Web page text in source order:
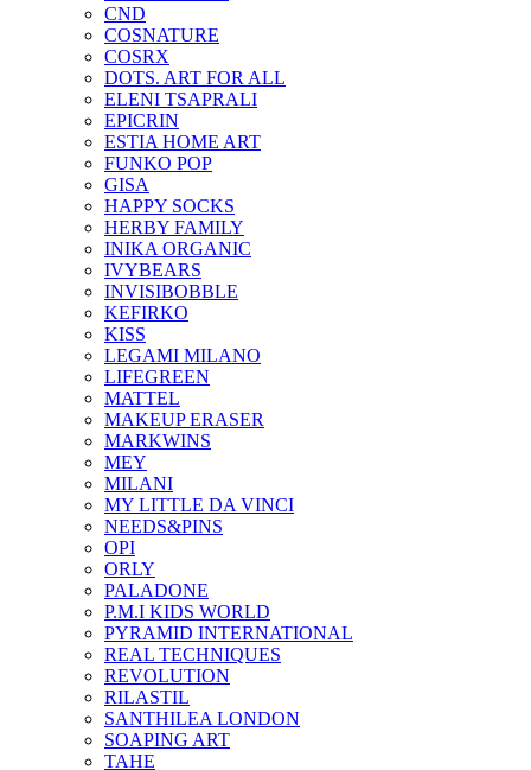
CND
COSNATURE
COSRX
DOTS. ART FOR ALL
ELENI TSAPRALI
EPICRIN
ESTIA HOME ART
FUNKO POP
GISA
HAPPY SOCKS
HERBY FAMILY
INIKA ORGANIC
IVYBEARS
INVISIBOBBLE
KEFIRKO
KISS
LEGAMI MILANO
LIFEGREEN
MATTEL
MAKEUP ERASER
MARKWINS
MEY
MILANI
MY LITTLE DA VINCI
NEEDS&PINS
OPI
ORLY
PALADONE
P.M.I KIDS WORLD
PYRAMID INTERNATIONAL
REAL TECHNIQUES
REVOLUTION
RILASTIL
SANTHILEA LONDON
SOAPING ART
TAHE